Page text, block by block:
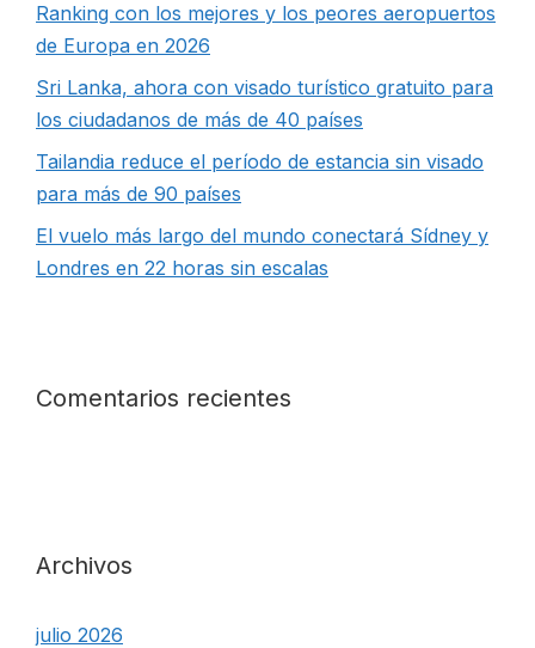
Ranking con los mejores y los peores aeropuertos
de Europa en 2026
Sri Lanka, ahora con visado turístico gratuito para
los ciudadanos de más de 40 países
Tailandia reduce el período de estancia sin visado
para más de 90 países
El vuelo más largo del mundo conectará Sídney y
Londres en 22 horas sin escalas
Comentarios recientes
Archivos
julio 2026